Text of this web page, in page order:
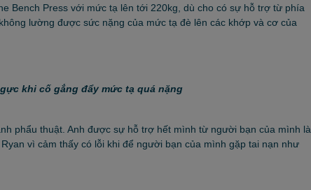
Bench Press với mức tạ lên tới 220kg, dù cho có sự hỗ trợ từ phía
lường được sức nặng của mức tạ đè lên các khớp và cơ của
khi cố gắng đẩy mức tạ quá nặng
phẩu thuật. Anh được sự hỗ trợ hết mình từ người bạn của mình là
vì cảm thấy có lỗi khi để người bạn của mình gặp tai nạn như